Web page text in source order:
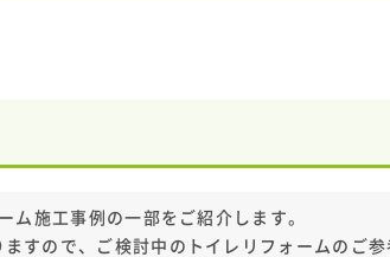
ム施工事例の一部をご紹介します。
すので、ご検討中のトイレリフォームのご参